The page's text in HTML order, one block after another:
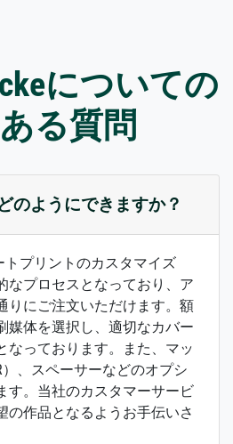
についての
る質問
のようにできますか？
トプリントのカスタマイズ
なプロセスとなっており、ア
りにご注文いただけます。額
媒体を選択し、適切なカバー
なっております。また、マッ
）、スペーサーなどのオプシ
す。当社のカスタマーサービ
の作品となるようお手伝いさ